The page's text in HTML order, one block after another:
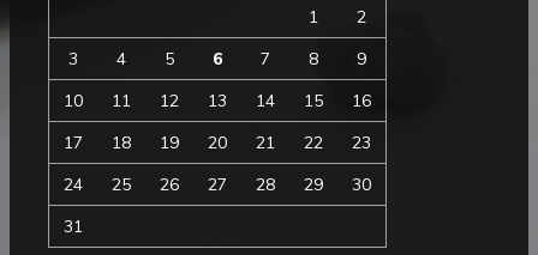
1
2
3
4 5 6 7 8
9
10
11 12 13 14 15
16
17
18 19 20 21 22
23
24
25 26 27 28 29
30
31